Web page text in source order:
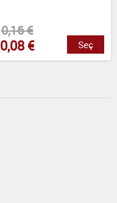
0,16 €
0,08 € Seç